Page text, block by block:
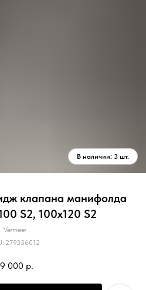
клапана манифолда
S2, 100x120 S2
Vermeer
279356012
000 р.